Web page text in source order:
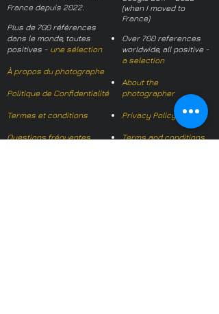
France depuis 2022.
Plus de 700 références
dans le monde, toutes
positives - une sélection
À propos du photographe
Politique de Confidentialité
Termes et conditions
Questions fréquentes
(when I moved to
France)
Over 700 references
worldwide, all positive -
a selection
About the
photographer
Privacy Policy
Terms and conditions